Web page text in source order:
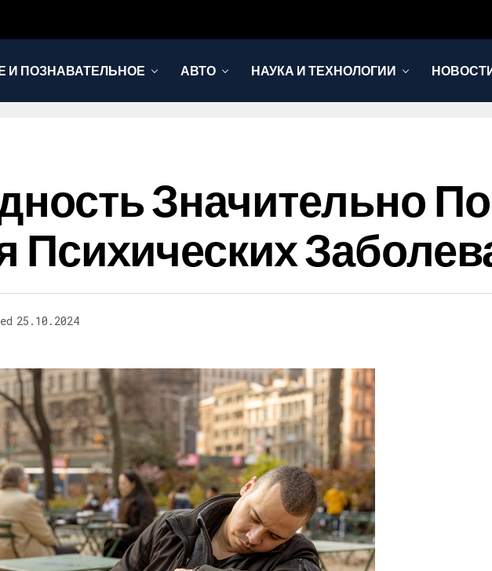
И ПОЗНАВАТЕЛЬНОЕ АВТО НАУКА И ТЕХНОЛОГИИ
Значительно
Психических
25.10.2024